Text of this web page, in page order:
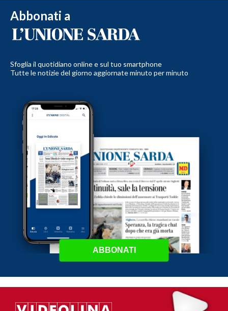
Abbonati a
Sfoglia il quotidiano online e sul tuo smartphone
Tutte le notizie del giorno aggiornate minuto per minuto
ABBONATI